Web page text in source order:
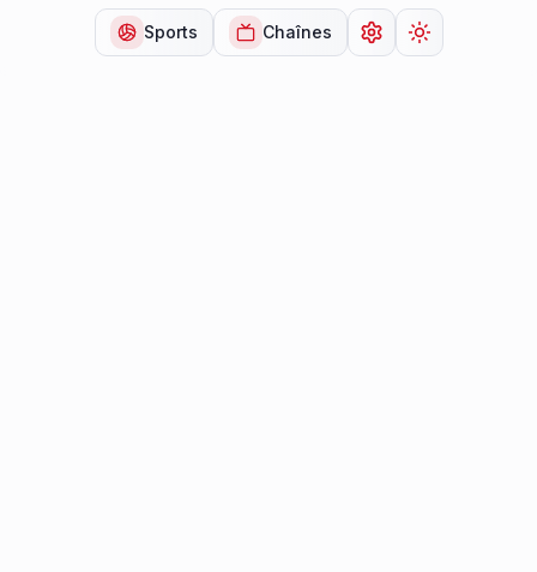
Sports Chaînes Ouvrir lesChanger de